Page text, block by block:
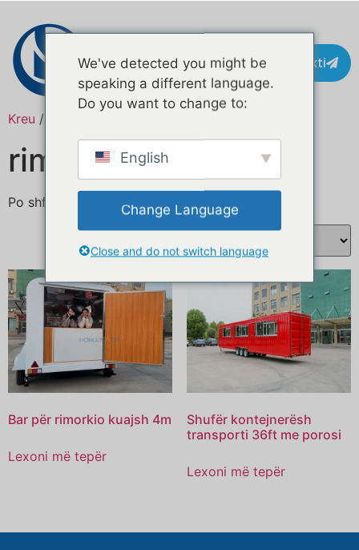
Kontakti
Kreu / Produkte të etiketuar me “bar trailer”
rimorkio bar
Po shfaqen krejt 2 përfundimet
Bar për rimorkio kuajsh 4m
Lexoni më tepër
Shufër kontejnerësh
transporti 36ft me porosi
Lexoni më tepër
We've detected you might be
speaking a different language.
Do you want to change to:
English
Change Language
Close and do not switch language